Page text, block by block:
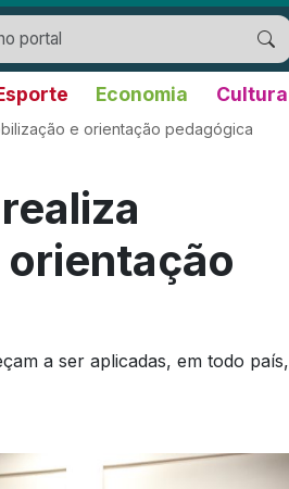
Economia Cultura
e orientação pedagógica
a ser aplicadas, em todo país,